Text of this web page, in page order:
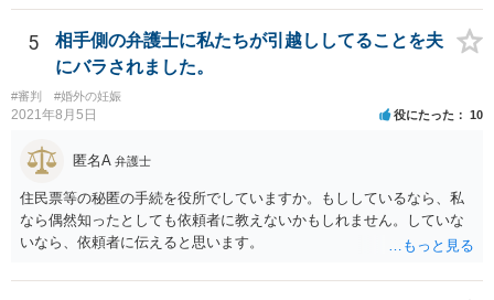
当に何が何でも面会交流したい（子どもたちと会いたい）と言うより
は、あなたに対する嫌がらせだった可能性もあるように思います（そ
ういう男はDV・虐待系の男には珍しくありません。）。 面会交流とは
親の権利ではなく、『子どものため』のものです。 子どもたちの年齢
（自分の気持ちを言える年齢）を考えても、無理に面会交流をする必
要もありません。 相手から面会交流を行うことについての申し出があ
ったときに対応すれば十分だと思います。 仮に相手から、面会交流さ
せなかった（連絡をしてこなかった）と慰謝料請求してきたとして
も、そのような請求は、まず認められません。 ご心配であれば、審判
書を持参して、お近くの弁護士に法律相談してみてください。
5
相手側の弁護士に私たちが引越ししてることを夫
にバラされました。
#審判 #婚外の妊娠
2021年8月5日 役にたった 10
匿名A 弁護士
住民票等の秘匿の手続を役所でしていますか。もししているなら、私
なら偶然知ったとしても依頼者に教えないかもしれません。していな
いなら、依頼者に伝えると思います。